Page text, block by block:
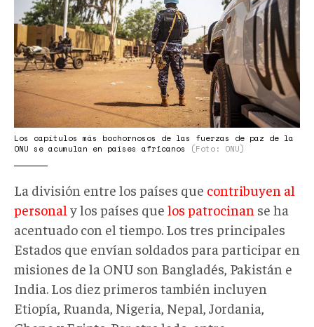
Los capítulos más bochornosos de las fuerzas de paz de la
ONU se acumulan en países africanos
(Foto: ONU)
La división entre los países que contribuyen al
personal y los países que los patrocinan se ha
acentuado con el tiempo. Los tres principales
Estados que envían soldados para participar en
misiones de la ONU son Bangladés, Pakistán e
India. Los diez primeros también incluyen
Etiopía, Ruanda, Nigeria, Nepal, Jordania,